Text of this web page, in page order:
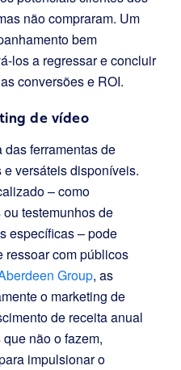
não compraram. Um
bem
los a regressar e concluir
conversões e ROI.
de vídeo
ferramentas de
versáteis disponíveis.
– como
testemunhos de
específicas – pode
ressoar com públicos
Group, as
o marketing de
de receita anual
não o fazem,
impulsionar o